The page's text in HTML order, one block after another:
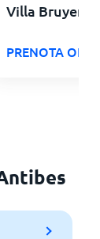
Villa Bruyere
PRENOTA ORA